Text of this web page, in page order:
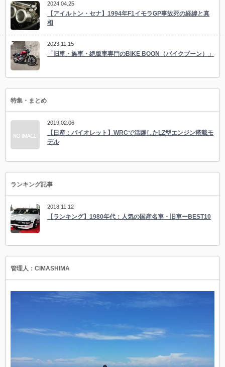
2024.04.25
【アイルトン・セナ】1994年F1イモラGP事故死の経緯と真
相
2023.11.15
「旧車・族車・絶版車専門のBIKE BOON（バイクブーン）」
特集・まとめ
2019.02.06
【日産：バイオレット】WRCで活躍したLZ型エンジン搭載モ
デル
ランキング記事
2018.11.12
【ランキング】1980年代：人気の国産名車・旧車ーBEST10
管理人：CIMASHIMA